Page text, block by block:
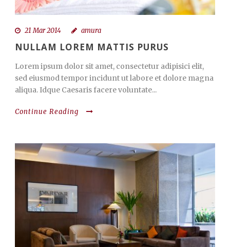
21 Mar 2014 amura
NULLAM LOREM MATTIS PURUS
Lorem ipsum dolor sit amet, consectetur adipisici elit,
sed eiusmod tempor incidunt ut labore et dolore magna
aliqua. Idque Caesaris facere voluntate...
Continue Reading